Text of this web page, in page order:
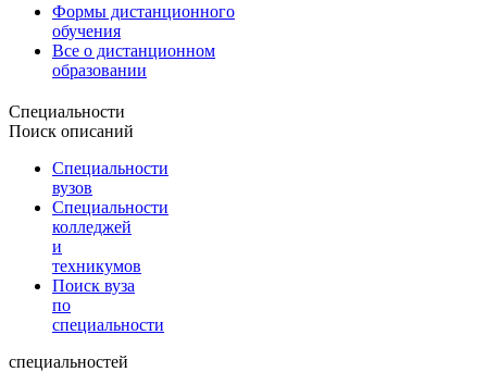
Формы дистанционного
обучения
Все о дистанционном
образовании
Специальности
Поиск описаний
Специальности
вузов
Специальности
колледжей
и
техникумов
Поиск вуза
по
специальности
специальностей